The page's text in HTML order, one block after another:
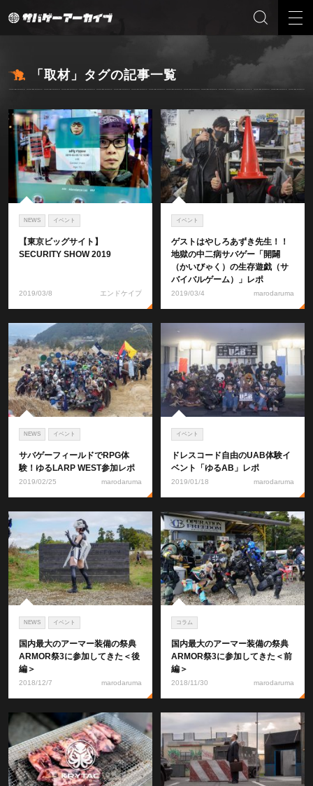
「取材」タグの記事一覧
NEWS イベント
【東京ビッグサイト】
SECURITY SHOW 2019
2019/03/8 エンドケイプ
イベント
ゲストはやしろあずき先生！！
地獄の中二病サバゲー「開闢
（かいびゃく）の生存遊戯（サ
バイバルゲーム）」レポ
2019/03/4 marodaruma
NEWS イベント
サバゲーフィールドでRPG体
験！ゆるLARP WEST参加レポ
2019/02/25 marodaruma
イベント
ドレスコード自由のUAB体験イ
ベント「ゆるAB」レポ
2019/01/18 marodaruma
NEWS イベント
国内最大のアーマー装備の祭典
ARMOR祭3に参加してきた＜後
編＞
2018/12/7 marodaruma
コラム
国内最大のアーマー装備の祭典
ARMOR祭3に参加してきた＜前
編＞
2018/11/30 marodaruma